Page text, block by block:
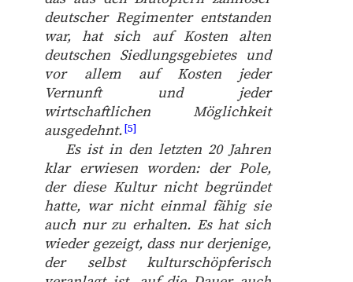
deutscher Regimenter entstanden
war, hat sich auf Kosten alten
deutschen Siedlungsgebietes und
vor allem auf Kosten jeder
Vernunft und jeder
wirtschaftlichen Möglichkeit
ausgedehnt.[5]
Es ist in den letzten 20 Jahren
klar erwiesen worden: der Pole,
der diese Kultur nicht begründet
hatte, war nicht einmal fähig sie
auch nur zu erhalten. Es hat sich
wieder gezeigt, dass nur derjenige,
der selbst kulturschöpferisch